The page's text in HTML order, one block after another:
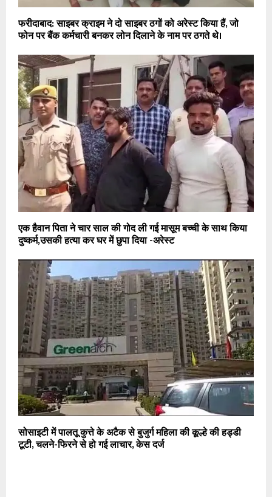
फरीदाबाद: साइबर क्राइम ने दो साइबर ठगों को अरेस्ट किया हैं, जो
फोन पर बैंक कर्मचारी बनकर लोन दिलाने के नाम पर ठगते थे।
एक हैवान पिता ने चार साल की गोद ली गई मासूम बच्ची के साथ किया
दुष्कर्म,उसकी हत्या कर घर में छुपा दिया -अरेस्ट
सोसाइटी में पालतू कुत्ते के अटैक से बुजुर्ग महिला की कूल्हे की हड्डी
टूटी, चलने-फिरने से हो गई लाचार, केस दर्ज